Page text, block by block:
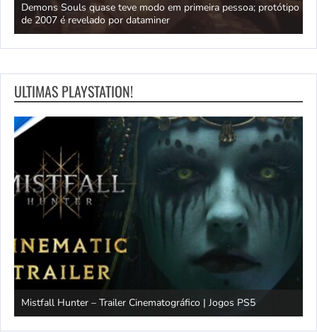
Demons Souls quase teve modo em primeira pessoa; protótipo
de 2007 é revelado por dataminer
ULTIMAS PLAYSTATION!
Mistfall Hunter – Trailer Cinematográfico | Jogos PS5